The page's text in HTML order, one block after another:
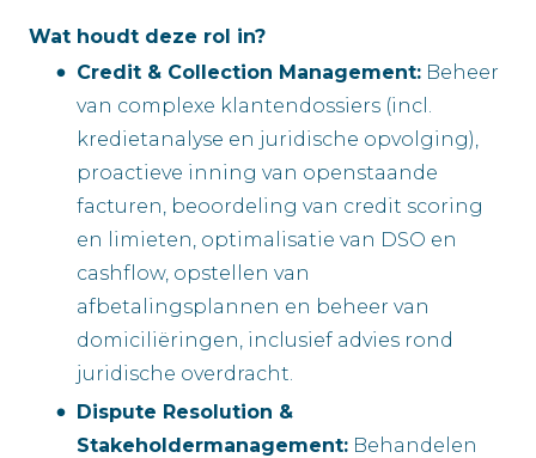
Wat houdt deze rol in?
Credit & Collection Management: Beheer
van complexe klantendossiers (incl.
kredietanalyse en juridische opvolging),
proactieve inning van openstaande
facturen, beoordeling van credit scoring
en limieten, optimalisatie van DSO en
cashflow, opstellen van
afbetalingsplannen en beheer van
domiciliëringen, inclusief advies rond
juridische overdracht.
Dispute Resolution &
Stakeholdermanagement: Behandelen